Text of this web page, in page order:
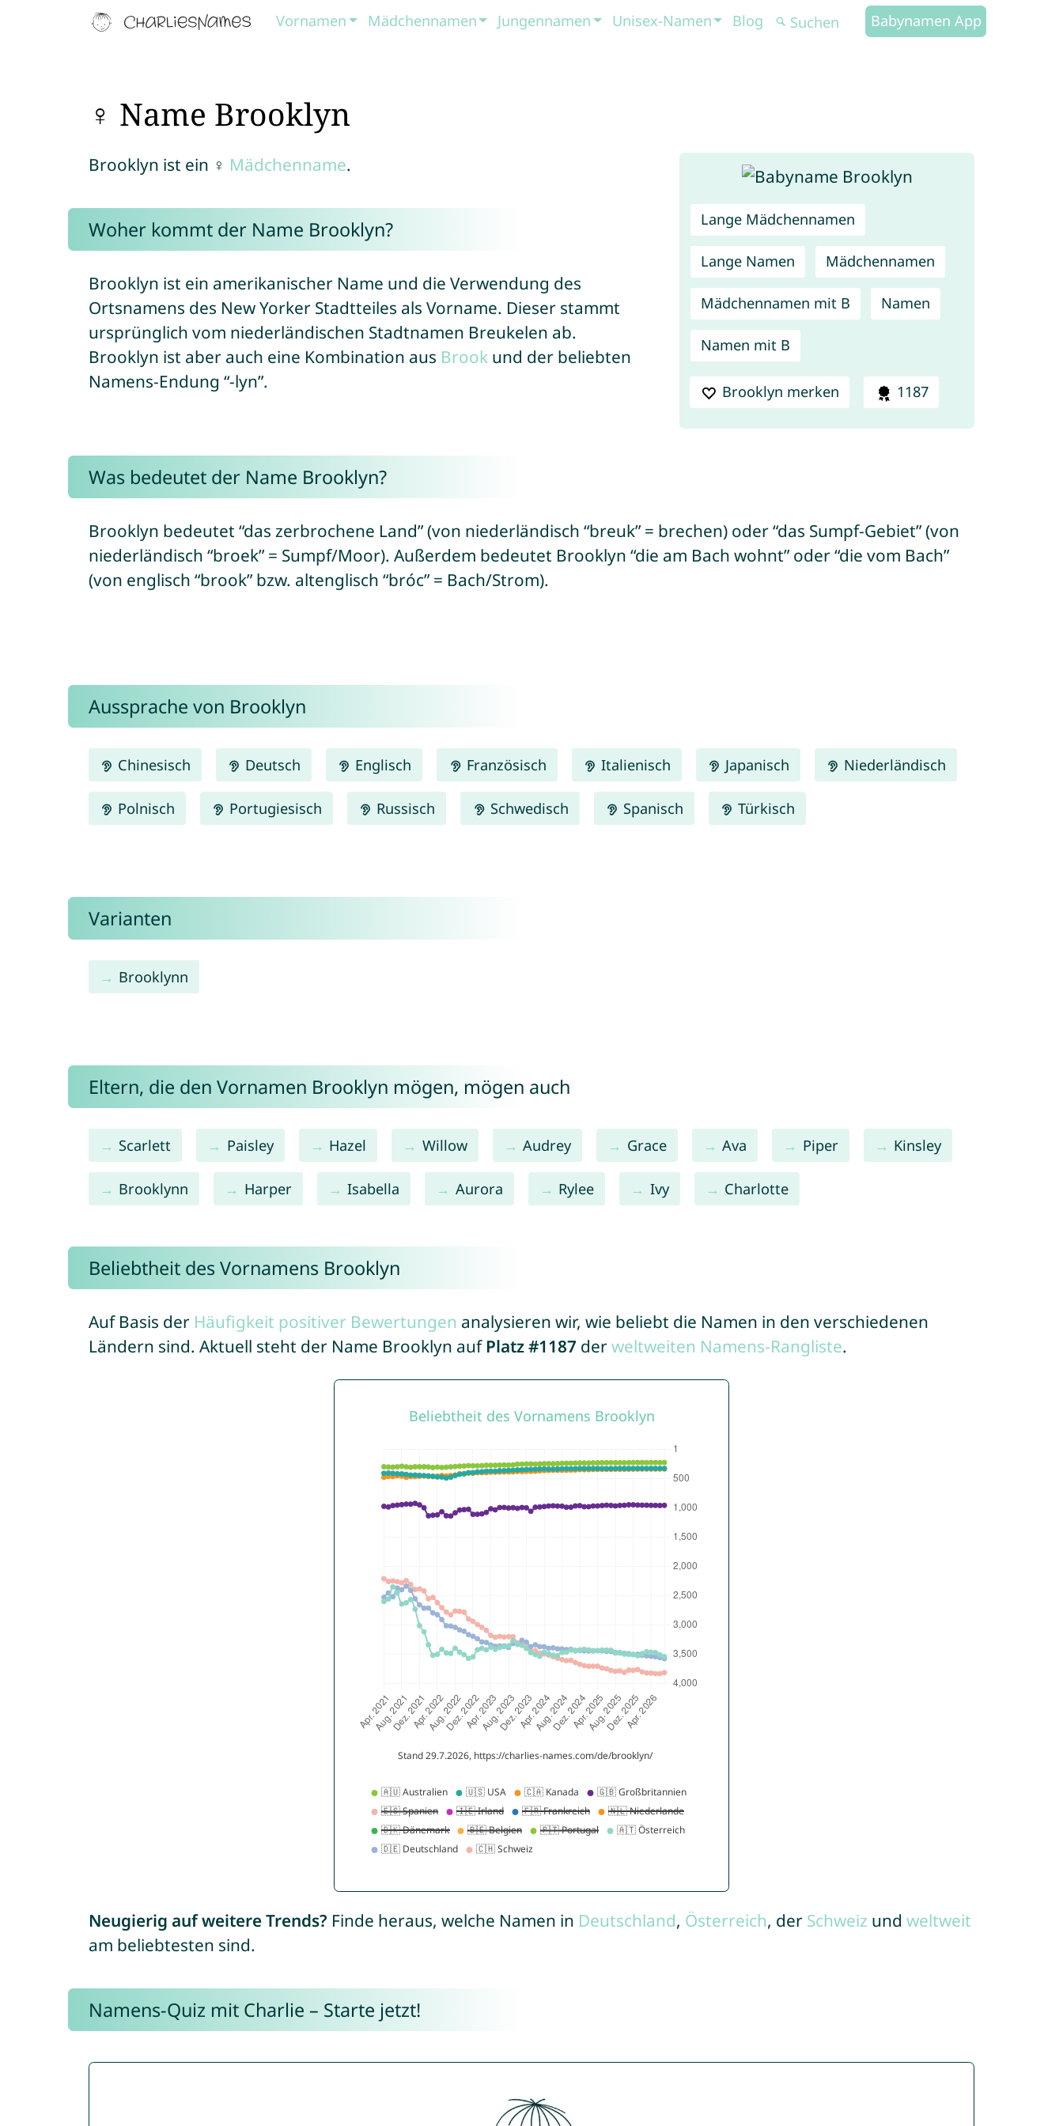
Vornamen Mädchennamen Jungennamen Unisex-Namen Blog Babynamen App
♀ Name Brooklyn
Lange Mädchennamen
Lange Namen Mädchennamen
Mädchennamen mit B Namen
Namen mit B
Brooklyn merken 1187
Brooklyn ist ein ♀ Mädchenname.
Woher kommt der Name Brooklyn?
Brooklyn ist ein amerikanischer Name und die Verwendung des
Ortsnamens des New Yorker Stadtteiles als Vorname. Dieser stammt
ursprünglich vom niederländischen Stadtnamen Breukelen ab.
Brooklyn ist aber auch eine Kombination aus Brookund der beliebten
Namens-Endung “-lyn”.
Was bedeutet der Name Brooklyn?
Brooklyn bedeutet “das zerbrochene Land” (von niederländisch “breuk” = brechen) oder “das Sumpf-Gebiet” (von
niederländisch “broek” = Sumpf/Moor). Außerdem bedeutet Brooklyn “die am Bach wohnt” oder “die vom Bach”
(von englisch “brook” bzw. altenglisch “bróc” = Bach/Strom).
Aussprache von Brooklyn
Chinesisch Deutsch Englisch Französisch Italienisch Japanisch Niederländisch
Polnisch Portugiesisch Russisch Schwedisch Spanisch Türkisch
Varianten
Brooklynn
Eltern, die den Vornamen Brooklyn mögen, mögen auch
Scarlett Paisley Hazel Willow Audrey Grace Ava Piper Kinsley
Brooklynn Harper Isabella Aurora Rylee Ivy Charlotte
Beliebtheit des Vornamens Brooklyn
Auf Basis der Häufigkeit positiver Bewertungen analysieren wir, wie beliebt die Namen in den verschiedenen
Ländern sind. Aktuell steht der Name Brooklyn auf Platz #1187 derweltweiten Namens-Rangliste.
Neugierig auf weitere Trends? Finde heraus, welche Namen in Deutschland, Österreich, der Schweiz und weltweit
am beliebtesten sind.
Namens-Quiz mit Charlie – Starte jetzt!